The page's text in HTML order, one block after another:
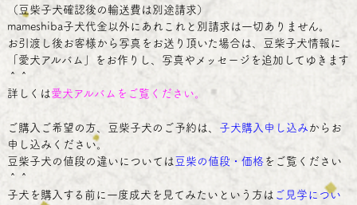
（豆柴子犬確認後の輸送費は別途請求）
mameshiba子犬代金以外にあれこれと別請求は一切ありません。
お引渡し後お客様から写真をお送り頂いた場合は、豆柴子犬情報に
「愛犬アルバム」をお作りし、写真やメッセージを追加してゆきます
＾＾
詳しくは 愛犬アルバム をご覧ください。
ご購入ご希望の方、豆柴子犬のご予約は、 子犬購入申し込み からお
申し込みください。
豆柴子犬の値段の違いについては 豆柴の値段・価格をご覧ください
＾＾
子犬を購入する前に一度成犬を見てみたいという方は ご見学につい